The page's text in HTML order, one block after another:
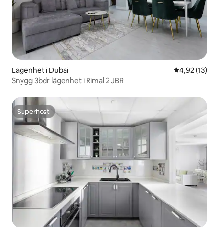
Lägenhet i Dubai 4,92 av 5 i
4,92 (13)
Snygg 3bdr lägenhet i Rimal 2 JBR
Superhost
Superhost